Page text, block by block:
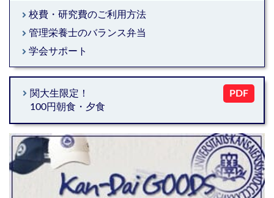
keyboard_arrow_right 校費・研究費のご利用方法
keyboard_arrow_right 管理栄養士のバランス弁当
keyboard_arrow_right 学会サポート
keyboard_arrow_right 関大生限定！
100円朝食・夕食
PDF